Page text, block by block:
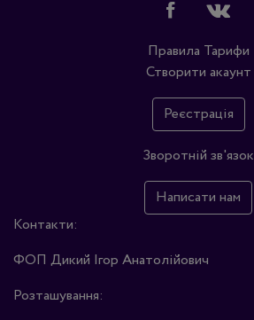
Правила Тарифи
Створити акаунт
Реєстрація
Зворотній зв'язок
Написати нам
Контакти:
ФОП Дикий Ігор Анатолійович
Розташування: